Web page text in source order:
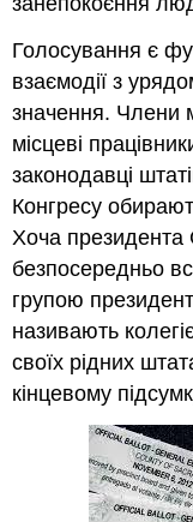
Голосування є
взаємодії з
значення. Члени
місцеві
законодавці
Конгресу
Хоча
безпосередньо
групою
називають
своїх рідних
кінцевому